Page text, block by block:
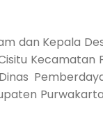
dan Kepala
Kecamatan